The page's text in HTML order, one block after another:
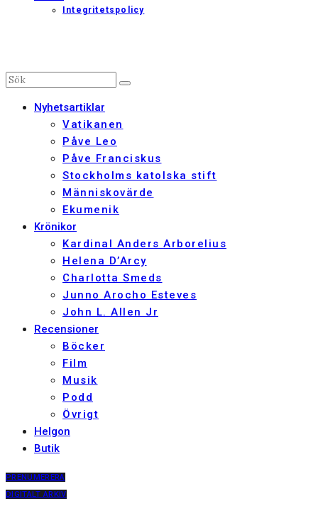
Integritetspolicy
Nyhetsartiklar
Vatikanen
Påve Leo
Påve Franciskus
Stockholms katolska stift
Människovärde
Ekumenik
Krönikor
Kardinal Anders Arborelius
Helena D’Arcy
Charlotta Smeds
Junno Arocho Esteves
John L. Allen Jr
Recensioner
Böcker
Film
Musik
Podd
Övrigt
Helgon
Butik
PRENUMERERA
DIGITALT ARKIV